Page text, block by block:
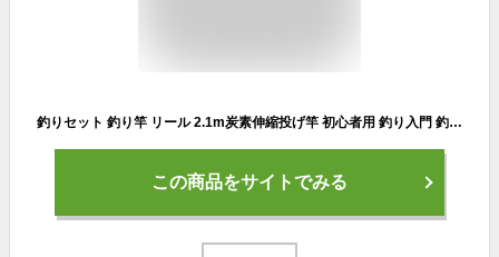
釣りセット 釣り竿 リール 2.1m炭素伸縮投げ竿 初心者用 釣り入門 釣り具 カーボン ロッド スピニングリール 200m釣り糸 24点釣り餌 収納バッグ付き コンパクト 海釣り 川釣り 穴釣り 釣り初心者 子供 釣り ギフト
この商品をサイトでみる